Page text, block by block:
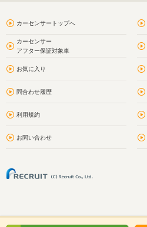
カーセンサートップへ
カーセンサー
アフター保証対象車
お気に入り
問合わせ履歴
利用規約
お問い合わせ